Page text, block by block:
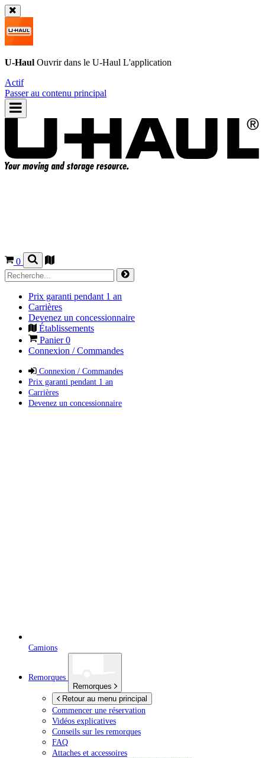
U-Haul Ouvrir dans le U-Haul L'application
Actif
Passer au contenu principal
0
Prix garanti pendant 1 an
Carrières
Devenez un concessionnaire
Établissements
Panier0
Connexion / Commandes
Connexion / Commandes
Prix garanti pendant 1 an
Carrières
Devenez un concessionnaire
Camions
Remorques
Remorques
Retour au menu principal
Commencer une réservation
Vidéos explicatives
Conseils sur les remorques
FAQ
Attaches et accessoires